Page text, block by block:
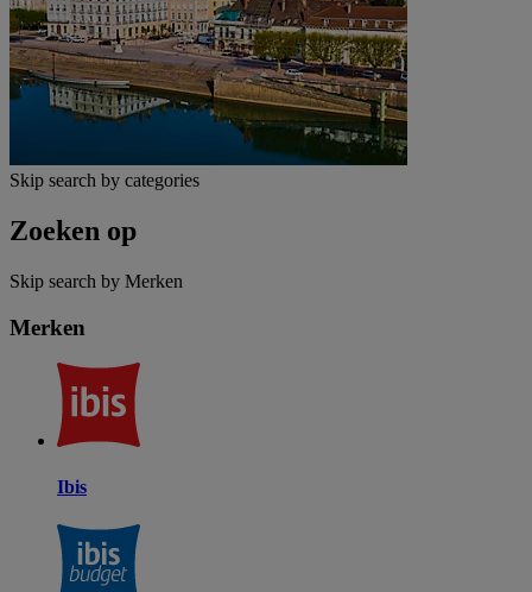
Skip search by categories
Zoeken op
Skip search by Merken
Merken
Ibis